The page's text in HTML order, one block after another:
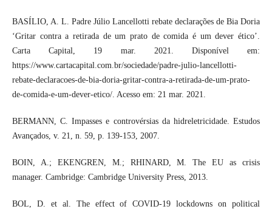
BASÍLIO, A. L. Padre Júlio Lancellotti rebate declarações de Bia Doria
‘Gritar contra a retirada de um prato de comida é um dever ético’.
Carta Capital, 19 mar. 2021. Disponível em:
https://www.cartacapital.com.br/sociedade/padre-julio-lancellotti-
rebate-declaracoes-de-bia-doria-gritar-contra-a-retirada-de-um-prato-
de-comida-e-um-dever-etico/. Acesso em: 21 mar. 2021.
BERMANN, C. Impasses e controvérsias da hidreletricidade. Estudos
Avançados, v. 21, n. 59, p. 139-153, 2007.
BOIN, A.; EKENGREN, M.; RHINARD, M. The EU as crisis
manager. Cambridge: Cambridge University Press, 2013.
BOL, D. et al. The effect of COVID-19 lockdowns on political